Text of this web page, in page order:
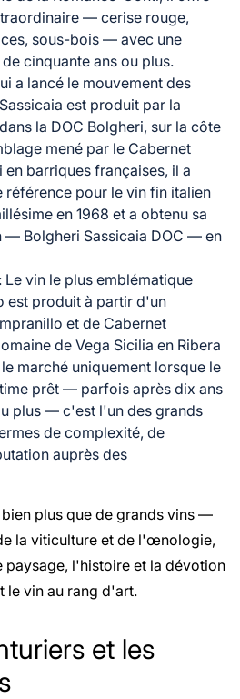
— cerise rouge,
sous-bois — avec une
cinquante ans ou plus.
a lancé le mouvement des
est produit par la
la DOC Bolgheri, sur la côte
mené par le Cabernet
en barriques françaises, il a
référence pour le vin fin italien
en 1968 et a obtenu sa
— Bolgheri Sassicaia DOC — en
: Le vin le plus emblématique
est produit à partir d'un
et de Cabernet
de Vega Sicilia en Ribera
marché uniquement lorsque le
prêt — parfois après dix ans
plus — c'est l'un des grands
de complexité, de
auprès des
plus que de grands vins —
la viticulture et de l'œnologie,
paysage, l'histoire et la dévotion
le vin au rang d'art.
et les